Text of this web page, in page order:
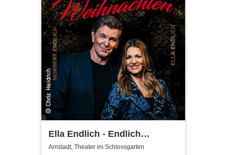
Ella Endlich - Endlich
Weihnachten
Arnstadt, Theater im Schlossgarten